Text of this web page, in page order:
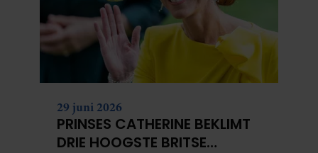
29 juni 2026
PRINSES CATHERINE BEKLIMT
DRIE HOOGSTE BRITSE